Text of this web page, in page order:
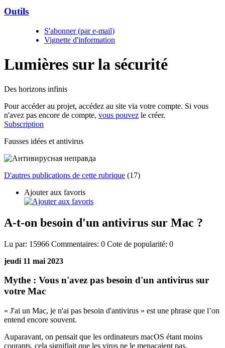
Outils
S'abonner (par e-mail)
Vignette d'information
Lumières sur la sécurité
Des horizons infinis
Pour accéder au projet, accédez au site via votre compte. Si vous
n'avez pas encore de compte, vous pouvez le créer.
Subscription
Fausses idées et antivirus
D'autres publications de cette rubrique (17)
Ajouter aux favoris
A-t-on besoin d'un antivirus sur Mac ?
Lu par: 15966 Commentaires: 0 Cote de popularité: 0
jeudi 11 mai 2023
Mythe : Vous n'avez pas besoin d'un antivirus sur
votre Mac
« J'ai un Mac, je n'ai pas besoin d'antivirus » est une phrase que l’on
entend encore souvent.
Auparavant, on pensait que les ordinateurs macOS étant moins
courants, cela signifiait que les virus ne le menaçaient pas,